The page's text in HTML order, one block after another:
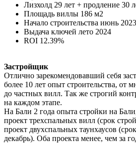
Лизхолд 29 лет + продление 30
Площадь виллы 186 м2
Начало строительства июнь 2023
Выдача ключей лето 2024
ROI 12.39%
Застройщик
Отлично зарекомендовавший себя
более 10 лет опыт строительства, от
до частных вилл. Так же строгий
на каждом этапе.
На Бали 2 года опыта стройки на
проект трехспальных вилл (срок
проект двухспальных таунхаусов
декабрь). Оба проекта менее, чем за